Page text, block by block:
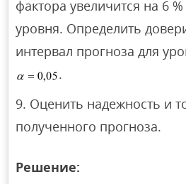
фактора увеличится на 6
уровня. Определить
интервал прогноза для
.
Оценить надежность и
полученного прогноза.
Решение: